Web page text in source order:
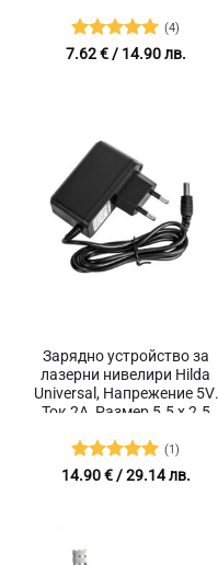
Оценено с
(4)
7.62€/ 14.90 лв.
Зарядно устройство за
лазерни нивелири Hilda
Universal, Напрежение 5V,
Ток 2A, Размер 5.5 х 2.5
220V
Оценено с
(1)
14.90€/ 29.14 лв.